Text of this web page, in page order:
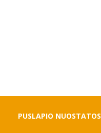
PUSLAPIO NUOSTATOS